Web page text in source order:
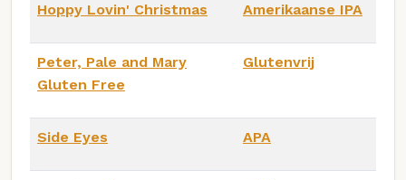
Hoppy Lovin' Christmas Amerikaanse IPA
Peter, Pale and Mary
Gluten Free
Glutenvrij
Side Eyes APA